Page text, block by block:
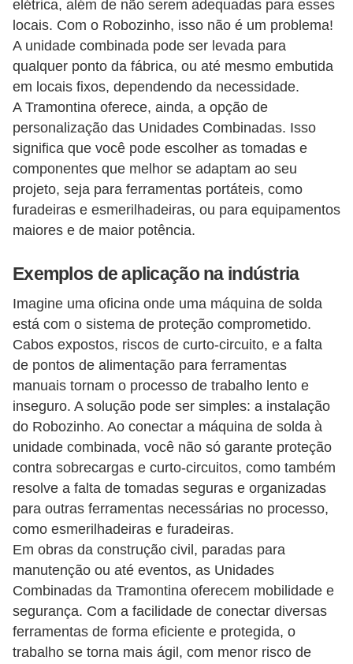
elétrica, além de não serem adequadas para esses
locais. Com o Robozinho, isso não é um problema!
A unidade combinada pode ser levada para
qualquer ponto da fábrica, ou até mesmo embutida
em locais fixos, dependendo da necessidade.
A Tramontina oferece, ainda, a opção de
personalização das Unidades Combinadas. Isso
significa que você pode escolher as tomadas e
componentes que melhor se adaptam ao seu
projeto, seja para ferramentas portáteis, como
furadeiras e esmerilhadeiras, ou para equipamentos
maiores e de maior potência.
Exemplos de aplicação na indústria
Imagine uma oficina onde uma máquina de solda
está com o sistema de proteção comprometido.
Cabos expostos, riscos de curto-circuito, e a falta
de pontos de alimentação para ferramentas
manuais tornam o processo de trabalho lento e
inseguro. A solução pode ser simples: a instalação
do Robozinho. Ao conectar a máquina de solda à
unidade combinada, você não só garante proteção
contra sobrecargas e curto-circuitos, como também
resolve a falta de tomadas seguras e organizadas
para outras ferramentas necessárias no processo,
como esmerilhadeiras e furadeiras.
Em obras da construção civil, paradas para
manutenção ou até eventos, as Unidades
Combinadas da Tramontina oferecem mobilidade e
segurança. Com a facilidade de conectar diversas
ferramentas de forma eficiente e protegida, o
trabalho se torna mais ágil, com menor risco de
i
c
a
e
m
v
í
d
e
o
a
ç
a
v
o
c
ê
m
e
s
m
o
–
E
l
e
t